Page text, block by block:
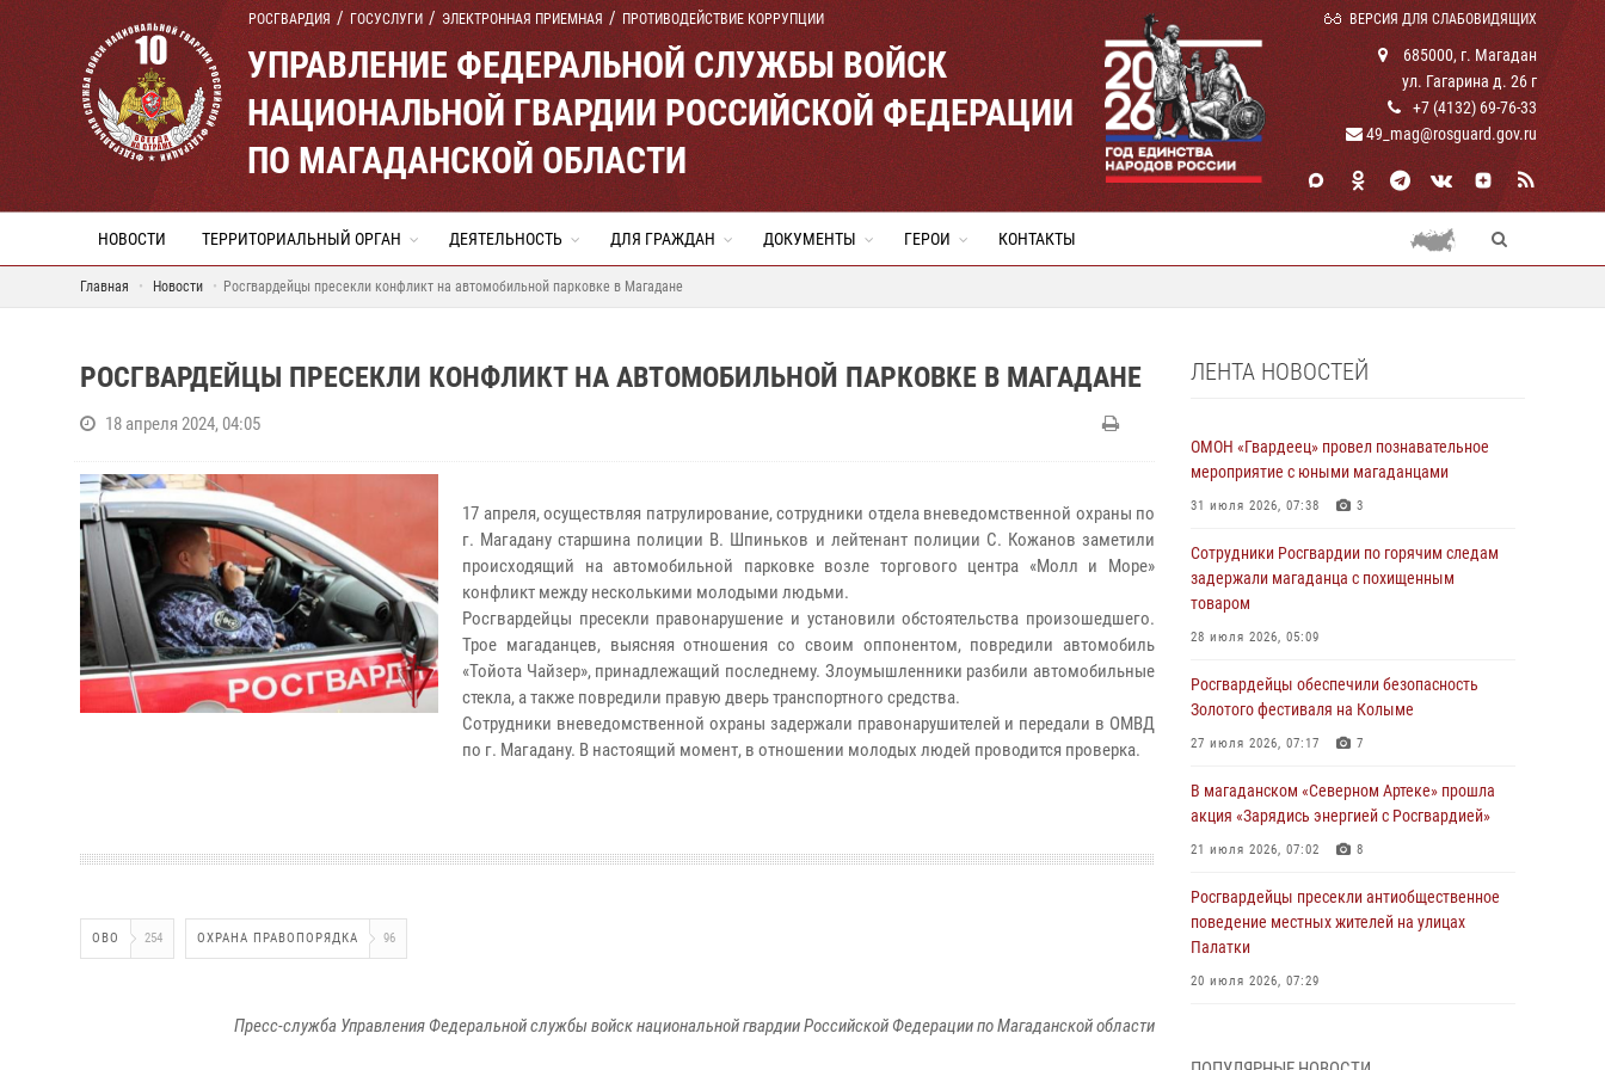
РОСГВАРДИЯ ГОСУСЛУГИ ЭЛЕКТРОННАЯ ПРИЕМНАЯ ПРОТИВОДЕЙСТВИЕ КОРРУПЦИИ ВЕРСИЯ ДЛЯ СЛАБОВИДЯЩИХ
УПРАВЛЕНИЕ ФЕДЕРАЛЬНОЙ СЛУЖБЫ ВОЙСК
НАЦИОНАЛЬНОЙ ГВАРДИИ РОССИЙСКОЙ ФЕДЕРАЦИИ
ПО МАГАДАНСКОЙ ОБЛАСТИ
685000, г. Магадан
ул. Гагарина д. 26 г
+7 (4132) 69-76-33
49_mag@rosguard.gov.ru
НОВОСТИ ТЕРРИТОРИАЛЬНЫЙ ОРГАН ДЕЯТЕЛЬНОСТЬ ДЛЯ ГРАЖДАН ДОКУМЕНТЫ ГЕРОИ КОНТАКТЫ
Главная Новости Росгвардейцы пресекли конфликт на автомобильной парковке в Магадане
РОСГВАРДЕЙЦЫ ПРЕСЕКЛИ КОНФЛИКТ НА АВТОМОБИЛЬНОЙ ПАРКОВКЕ В МАГАДАНЕ
18 апреля 2024, 04:05
17 апреля, осуществляя патрулирование, сотрудники отдела вневедомственной охраны по
г. Магадану старшина полиции В. Шпиньков и лейтенант полиции С. Кожанов заметили
происходящий на автомобильной парковке возле торгового центра «Молл и Море»
конфликт между несколькими молодыми людьми.
Росгвардейцы пресекли правонарушение и установили обстоятельства произошедшего.
Трое магаданцев, выясняя отношения со своим оппонентом, повредили автомобиль
«Тойота Чайзер», принадлежащий последнему. Злоумышленники разбили автомобильные
стекла, а также повредили правую дверь транспортного средства.
Сотрудники вневедомственной охраны задержали правонарушителей и передали в ОМВД
по г. Магадану. В настоящий момент, в отношении молодых людей проводится проверка.
ОВО 254 ОХРАНА ПРАВОПОРЯДКА 96
Пресс-служба Управления Федеральной службы войск национальной гвардии Российской Федерации по Магаданской области
ЛЕНТА НОВОСТЕЙ
ОМОН «Гвардеец» провел познавательное
мероприятие с юными магаданцами
31 июля 2026, 07:38 3
Сотрудники Росгвардии по горячим следам
задержали магаданца с похищенным
товаром
28 июля 2026, 05:09
Росгвардейцы обеспечили безопасность
Золотого фестиваля на Колыме
27 июля 2026, 07:17 7
В магаданском «Северном Артеке» прошла
акция «Зарядись энергией с Росгвардией»
21 июля 2026, 07:02 8
Росгвардейцы пресекли антиобщественное
поведение местных жителей на улицах
Палатки
20 июля 2026, 07:29